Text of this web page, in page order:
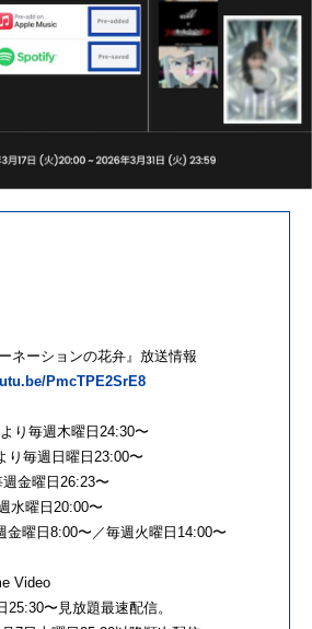
ネーションの花弁』放送情報
PmcTPE2SrE8
り毎週木曜日24:30〜
り毎週日曜日23:00〜
金曜日26:23〜
水曜日20:00〜
曜日8:00〜／毎週火曜日14:00〜
Video
〜見放題最速配信。